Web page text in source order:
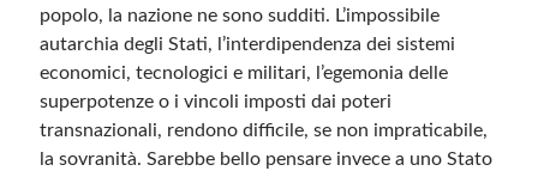
popolo, la nazione ne sono sudditi. L’impossibile
autarchia degli Stati, l’interdipendenza dei sistemi
economici, tecnologici e militari, l’egemonia delle
superpotenze o i vincoli imposti dai poteri
transnazionali, rendono difficile, se non impraticabile,
la sovranità. Sarebbe bello pensare invece a uno Stato